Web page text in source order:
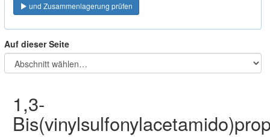
und Zusammenlagerung prüfen
Auf dieser Seite
1,3-